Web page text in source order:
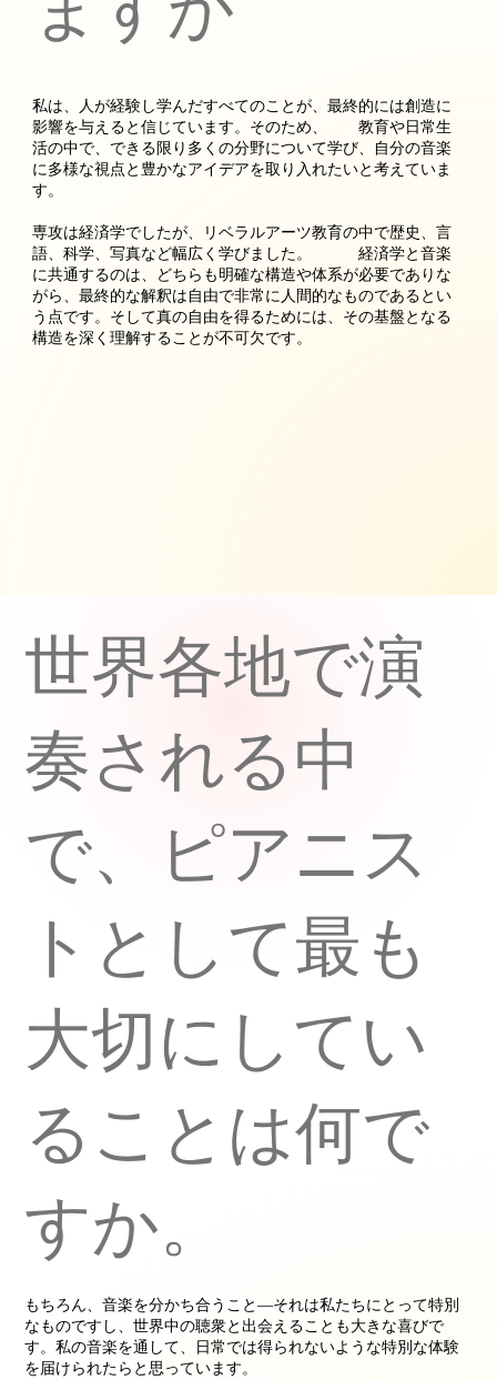
私は、人が経験し学んだすべてのことが、最終的には創造に
影響を与えると信じています。そのため、 教育や日常生
活の中で、できる限り多くの分野について学び、自分の音楽
に多様な視点と豊かなアイデアを取り入れたいと考えていま
す。
専攻は経済学でしたが、リベラルアーツ教育の中で歴史、言
語、科学、写真など幅広く学びました。 経済学と音楽
に共通するのは、どちらも明確な構造や体系が必要でありな
がら、最終的な解釈は自由で非常に人間的なものであるとい
う点です。そして真の自由を得るためには、その基盤となる
構造を深く理解することが不可欠です。
世界各地で演
奏される中
で、ピアニス
トとして最も
大切にしてい
ることは何で
すか。
もちろん、音楽を分かち合うこと―それは私たちにとって特別
なものですし、世界中の聴衆と出会えることも大きな喜びで
す。私の音楽を通して、日常では得られないような特別な体験
を届けられたらと思っています。